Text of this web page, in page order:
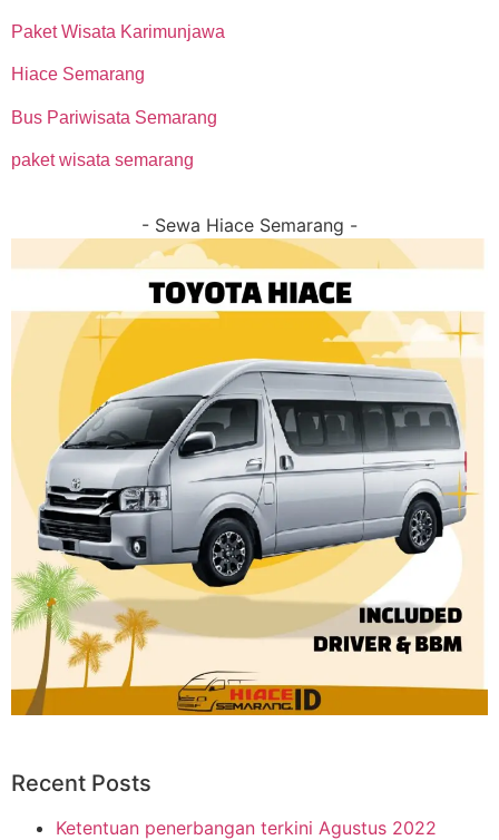
Paket Wisata Karimunjawa
Hiace Semarang
Bus Pariwisata Semarang
paket wisata semarang
- Sewa Hiace Semarang -
Recent Posts
Ketentuan penerbangan terkini Agustus 2022